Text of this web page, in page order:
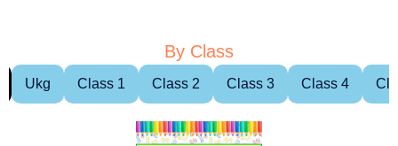
By Class
Ukg Class 1 Class 2 Class 3 Class 4